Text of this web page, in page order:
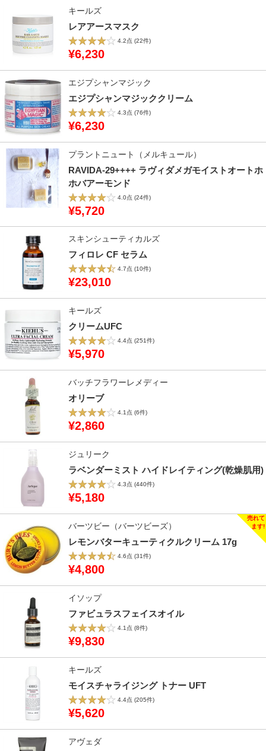
キールズ
レアアースマスク
4.2点 (22件)
¥6,230
エジプシャンマジック
エジプシャンマジッククリーム
4.3点 (76件)
¥6,230
プラントニュート（メルキュール）
RAVIDA-29++++ ラヴィダメガモイストオートホ
ホバアーモンド
4.0点 (24件)
¥5,720
スキンシューティカルズ
フィロレ CF セラム
4.7点 (10件)
¥23,010
キールズ
クリームUFC
4.4点 (251件)
¥5,970
バッチフラワーレメディー
オリーブ
4.1点 (6件)
¥2,860
ジュリーク
ラベンダーミスト ハイドレイティング(乾燥肌用)
4.3点 (440件)
¥5,180
バーツビー（バーツビーズ）
レモンバターキューティクルクリーム 17g
4.6点 (31件)
¥4,800
イソップ
ファビュラスフェイスオイル
4.1点 (8件)
¥9,830
キールズ
モイスチャライジング トナー UFT
4.4点 (205件)
¥5,620
アヴェダ